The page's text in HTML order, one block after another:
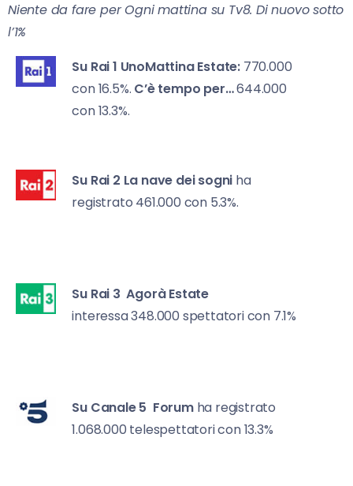
Niente da fare per Ogni mattina su Tv8. Di nuovo sotto
l’1%
Su Rai 1 UnoMattina Estate:770.000
con 16.5%. C’è tempo per…644.000
con 13.3%.
Su Rai 2 La nave dei sogni ha
registrato 461.000 con 5.3%.
Su Rai 3 Agorà Estate
interessa 348.000 spettatori con 7.1%
Su Canale 5 Forum ha registrato
1.068.000 telespettatori con 13.3%